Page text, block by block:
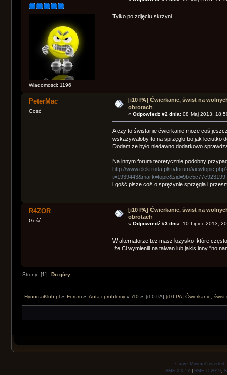
Wiadomości: 1196
Tylko po zdjęciu skrzyni.
PeterMac
Gość
[i10 PA] Ćwierkanie, świst na
obrotach
«Odpowiedź #2 dnia: 08 Maj 2013,
A czy to świstanie ćwierkanie może coś
wskazywałoby to na sprzęgło bo jak leciutko
Dodam ze było niedawno dodatkowo
Na innym forum teoretycznie podobny
http://www.elektroda.pl/rtvforum/
i gość pisze coś o sprężynie sprzęgła i
R4ZOR
Gość
[i10 PA] Ćwierkanie, świst na
obrotach
«Odpowiedź #3 dnia: 10 Lipiec 2013,
W alternatorze tez masz łozysko ,które
,że Ci wymienili na taiwan lub jakis inny "no
Strony: [1] Do góry
HyundaiKlub.pl » Forum» Auta i problemy» i10 » [i10 PA] [i10 PA] Ćwierkanie,
Curve Minimal
SMF 2.0.17 |SMF © 2019 ,